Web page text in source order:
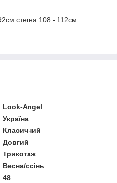
стегна 108 - 112см
Look-Angel
Україна
Класичний
Довгий
Трикотаж
Весна/осінь
48